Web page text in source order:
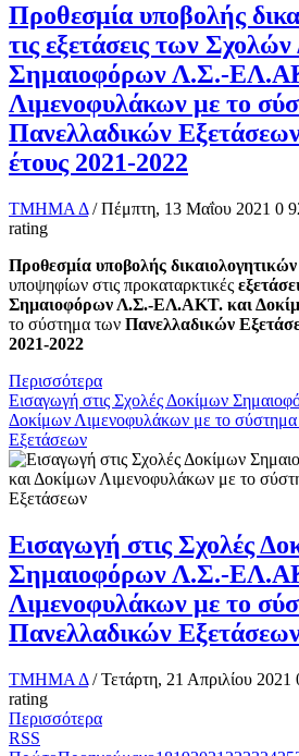
Προθεσμία υποβολής
τις εξετάσεις των
Σημαιοφόρων Λ.Σ.-
Λιμενοφυλάκων με το
Πανελλαδικών
έτους 2021-2022
ΤΜΗΜΑ Δ / Πέμπτη, 13 Μαΐου 2021 0
rating
Προθεσμία υποβολής δικαιολογητικών
υποψηφίων στις προκαταρκτικές
Σημαιοφόρων Λ.Σ.-ΕΛ.ΑΚΤ. και
το σύστημα των Πανελλαδικών
2021-2022
Περισσότερα
Eισαγωγή στις Σχολές Δοκίμων
Δοκίμων Λιμενοφυλάκων με το
Εξετάσεων
Eισαγωγή στις Σχολές
Σημαιοφόρων Λ.Σ.-
Λιμενοφυλάκων με το
Πανελλαδικών
ΤΜΗΜΑ Δ / Τετάρτη, 21 Απριλίου 2021
rating
Περισσότερα
RSS